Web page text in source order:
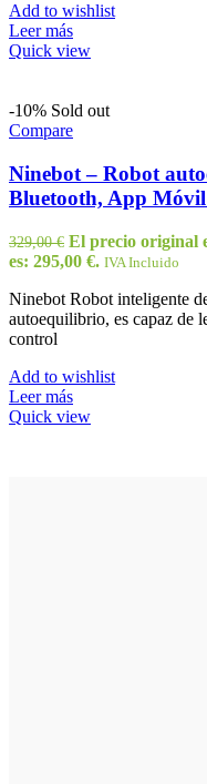
Add to wishlist
Leer más
Quick view
-10% Sold out
Compare
Ninebot – Robot
Bluetooth, App
329,00€ El precio original
es: 295,00 €. IVA Incluido
Ninebot Robot inteligente
autoequilibrio, es capaz de
control
Add to wishlist
Leer más
Quick view